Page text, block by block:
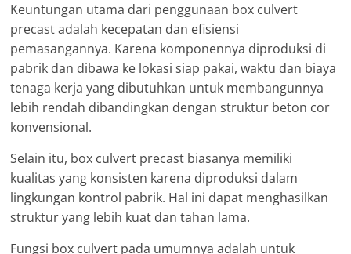
Keuntungan utama dari penggunaan box culvert
precast adalah kecepatan dan efisiensi
pemasangannya. Karena komponennya diproduksi di
pabrik dan dibawa ke lokasi siap pakai, waktu dan biaya
tenaga kerja yang dibutuhkan untuk membangunnya
lebih rendah dibandingkan dengan struktur beton cor
konvensional.
Selain itu, box culvert precast biasanya memiliki
kualitas yang konsisten karena diproduksi dalam
lingkungan kontrol pabrik. Hal ini dapat menghasilkan
struktur yang lebih kuat dan tahan lama.
Fungsi box culvert pada umumnya adalah untuk